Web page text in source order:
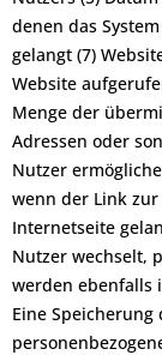
denen das
gelangt (7)
Website
Menge der
Adressen oder
Nutzer
wenn der Link
Internetseite
Nutzer wechselt,
werden ebenfalls
Eine